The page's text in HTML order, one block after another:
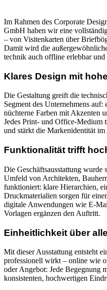
Im Rahmen des Corporate
GmbH haben wir eine
– von Visitenkarten über
Damit wird die
technik auch offline erlebbar
Klares Design mit
Die Gestaltung greift die
Segment des Unternehmens
nüchterne Farben mit Akzenten
Jedes Print- und Office-Medium
und stärkt die Markenidentität
Funktionalität trifft
Die Geschäftsausstattung
Umfeld von Architekten,
funktioniert: klare Hierarchien,
Druckmaterialien sorgen für
digitale Anwendungen wie E-
Vorlagen ergänzen den Auftritt.
Einheitlichkeit über
Mit dieser Ausstattung entsteht
professionell wirkt – online wie
oder Angebot: Jede Begegnung
konsistenten, hochwertigen